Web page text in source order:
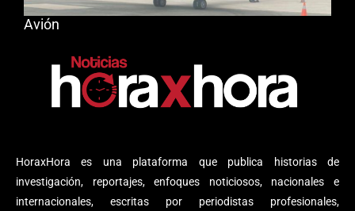
HoraxHora es una plataforma que publica historias de
investigación, reportajes, enfoques noticiosos, nacionales e
internacionales, escritas por periodistas profesionales,
Avión